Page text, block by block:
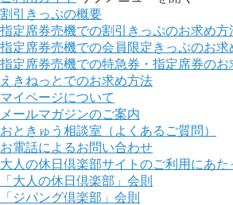
割引きっぷの概要
指定席券売機での割引きっぷのお求め方
指定席券売機での会員限定きっぷのお求
指定席券売機での特急券・指定席券のお
えきねっとでのお求め方法
マイページについて
メールマガジンのご案内
おときゅう相談室（よくあるご質問）
お電話によるお問い合わせ
大人の休日倶楽部サイトのご利用にあた
「大人の休日倶楽部」会則
「ジパング倶楽部」会則